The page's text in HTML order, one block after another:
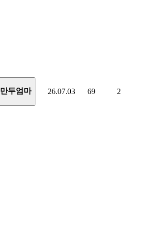
만두엄마 26.07.03 69 2